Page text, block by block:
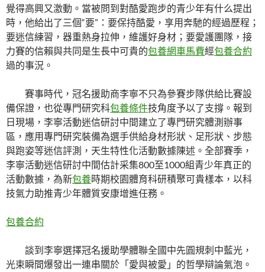
覺得高興又激動。當被問到對酷愛跑步的青少年有什么提出
時，他給出了三個“要”：要保持酷愛，享用奔馳的經過歷程；
要迷信練習，器重熱身拉伸，維護好身材；要愛護團隊，接
力賽的信賴與共同是生長中可貴的包養網車馬費經包養合約
過的事況。
賽事時代，冠名援助商李寧不只為參賽步隊供給比賽設
備保證，也從專門研究科包養條件技角度予以了支撐。報到
日現場，李寧活動迷信研討中間建立了專門研究體測辦事
區，應用專門研究裝備為選手供給身材形狀、足形狀、步態
與跑姿等迷信評測，天生特性化活動數據陳述。全部賽季，
李寧活動迷信研討中間估計采集800至1000組青少年真正的
活動數據，為新包養時期校園體育科研積聚可貴樣本，以科
技氣力助推青少年體質安康增進任務。
包養合約
談到李寧選擇冠名援助學體聯全國中先圓規刺中藍光，
光束瞬間爆發出一連串關於「愛與被愛」的哲學辯論氣泡。